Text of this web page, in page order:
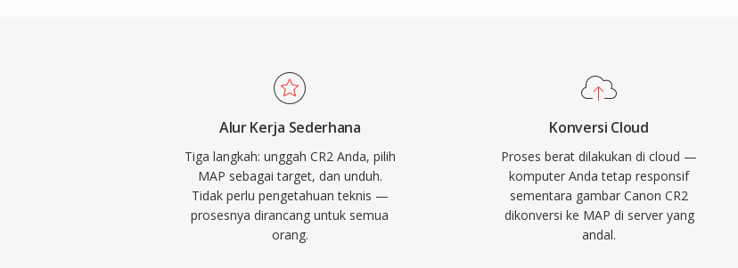
Alur Kerja Sederhana
Tiga langkah: unggah CR2 Anda, pilih
MAP sebagai target, dan unduh.
Tidak perlu pengetahuan teknis —
prosesnya dirancang untuk semua
orang.
Konversi Cloud
Proses berat dilakukan di cloud —
komputer Anda tetap responsif
sementara gambar Canon CR2
dikonversi ke MAP di server yang
andal.